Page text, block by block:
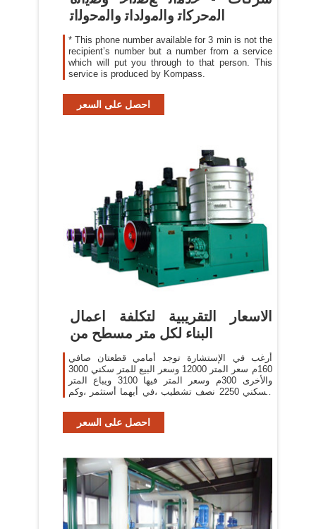
ﺍﻟﻣﺣﺭﻛﺍﺗ ﻭﺍﻟﻣﻭﻟﺩﺍﺗ ﻭﺍﻟﻣﺣﻭﻟﺍﺗ
* This phone number available for 3 min is not the
recipient’s number but a number from a service
which will put you through to that person. This
service is produced by Kompass.
احصل على السعر
الاسعار التقريبية لتكلفة اعمال
البناء لكل متر مسطح من
أرغب في الإستشارة توجد أمامي قطعتان صافي
160م سعر المتر 12000 وسعر البيع للمتر سكني 3000
والأخرى 300م وسعر المتر فيها 3100 ويباع المتر
السكني 2250 نصف تشطيب ،في أيهما أستثمر ،وكم
احصل على السعر